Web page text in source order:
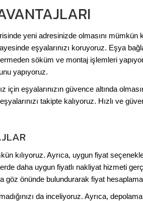
yeni adresinizde olmasını mümkün
eşyalarınızı koruyoruz. Eşya
söküm ve montaj işlemleri
yapıyoruz.
eşyalarınızın güvence altında
takipte kalıyoruz. Hızlı ve
kılıyoruz. Ayrıca, uygun fiyat
daha uygun fiyatlı nakliyat hizmeti
göz önünde bulundurarak fiyat
da inceliyoruz. Ayrıca, depolama